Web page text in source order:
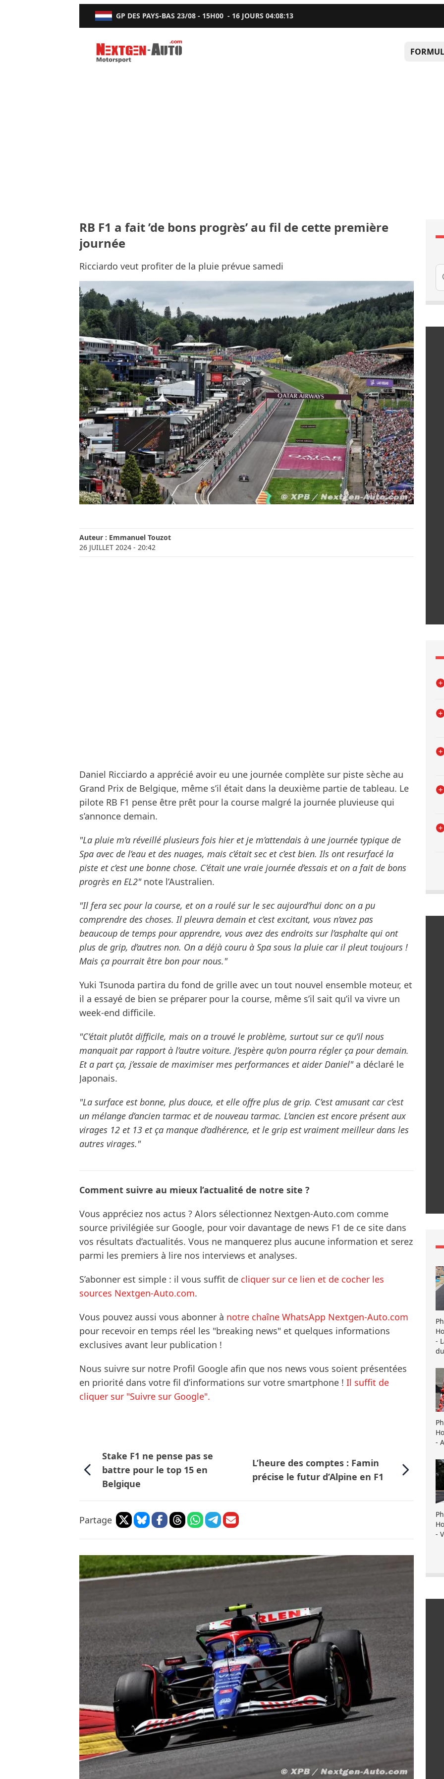
GP DES PAYS-BAS 23/08 - 15H00 - 16 JOURS04:08:12
Nextgen-Auto.com
RB F1 a fait ’de bons progrès’ au fil de cette première
journée
Ricciardo veut profiter de la pluie prévue samedi
Auteur : Emmanuel Touzot
26 JUILLET 2024 - 20:42
Daniel Ricciardo a apprécié avoir eu une journée complète sur piste sèche au
Grand Prix de Belgique, même s’il était dans la deuxième partie de tableau. Le
pilote RB F1 pense être prêt pour la course malgré la journée pluvieuse qui
s’annonce demain.
"La pluie m’a réveillé plusieurs fois hier et je m’attendais à une journée typique de
Spa avec de l’eau et des nuages, mais c’était sec et c’est bien. Ils ont resurfacé la
piste et c’est une bonne chose. C’était une vraie journée d’essais et on a fait de bons
progrès en EL2"note l’Australien.
"Il fera sec pour la course, et on a roulé sur le sec aujourd’hui donc on a pu
comprendre des choses. Il pleuvra demain et c’est excitant, vous n’avez pas
beaucoup de temps pour apprendre, vous avez des endroits sur l’asphalte qui ont
plus de grip, d’autres non. On a déjà couru à Spa sous la pluie car il pleut toujours !
Mais ça pourrait être bon pour nous."
Yuki Tsunoda partira du fond de grille avec un tout nouvel ensemble moteur, et
il a essayé de bien se préparer pour la course, même s’il sait qu’il va vivre un
week-end difficile.
"C’était plutôt difficile, mais on a trouvé le problème, surtout sur ce qu’il nous
manquait par rapport à l’autre voiture. J’espère qu’on pourra régler ça pour demain.
Et a part ça, j’essaie de maximiser mes performances et aider Daniel"a déclaré le
Japonais.
"La surface est bonne, plus douce, et elle offre plus de grip. C’est amusant car c’est
un mélange d’ancien tarmac et de nouveau tarmac. L’ancien est encore présent aux
virages 12 et 13 et ça manque d’adhérence, et le grip est vraiment meilleur dans les
autres virages."
Comment suivre au mieux l’actualité de notre site ?
Vous appréciez nos actus ? Alors sélectionnez Nextgen-Auto.com comme
source privilégiée sur Google, pour voir davantage de news F1 de ce site dans
vos résultats d’actualités. Vous ne manquerez plus aucune information et serez
parmi les premiers à lire nos interviews et analyses.
S’abonner est simple : il vous suffit de cliquer sur ce lien et de cocher les
sources Nextgen-Auto.com.
Vous pouvez aussi vous abonner à notre chaîne WhatsApp Nextgen-Auto.com
pour recevoir en temps réel les "breaking news" et quelques informations
exclusives avant leur publication !
Nous suivre sur notre Profil Google afin que nos news vous soient présentées
en priorité dans votre fil d’informations sur votre smartphone ! Il suffit de
cliquer sur "Suivre sur Google".
Stake F1 ne pense pas se
battre pour le top 15 en
Belgique
L’heure des comptes : Famin
précise le futur d’Alpine en F1
Partage
-
-
-